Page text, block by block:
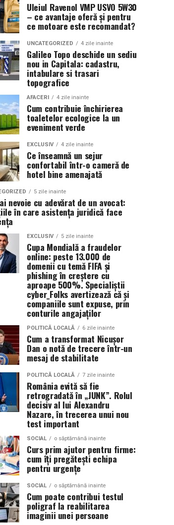
Uleiul Ravenol VMP USVO 5W30
– ce avantaje oferă și pentru
ce motoare este recomandat?
UNCATEGORIZED 4 zile inainte
Galileo Topo deschide un sediu
nou in Capitala: cadastru,
intabulare si trasari
topografice
AFACERI 4 zile inainte
Cum contribuie închirierea
toaletelor ecologice la un
eveniment verde
EXCLUSIV 4 zile inainte
Ce înseamnă un sejur
confortabil într-o cameră de
hotel bine amenajată
5 zile inainte
nevoie cu adevărat de un avocat:
în care asistența juridică face
EXCLUSIV 5 zile inainte
Cupa Mondială a fraudelor
online: peste 13.000 de
domenii cu temă FIFA și
phishing în creștere cu
aproape 500%. Specialiștii
cyber_Folks avertizează că și
companiile sunt expuse, prin
conturile angajaților
POLITICĂ LOCALĂ 6 zile inainte
Cum a transformat Nicușor
Dan o notă de trecere într-un
mesaj de stabilitate
POLITICĂ LOCALĂ 7 zile inainte
România evită să fie
retrogradată în „JUNK”. Rolul
decisiv al lui Alexandru
Nazare, în trecerea unui nou
test important
SOCIAL o săptămână inainte
Curs prim ajutor pentru firme:
cum îți pregătești echipa
pentru urgențe
SOCIAL o săptămână inainte
Cum poate contribui testul
poligraf la reabilitarea
imaginii unei persoane